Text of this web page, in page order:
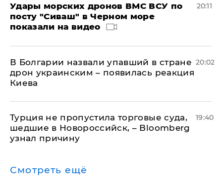
Удары морских дронов ВМС ВСУ по
посту "Сиваш" в Черном море
показали на видео
20:11
В Болгарии назвали упавший в стране
дрон украинским – появилась реакция
Киева
20:02
Турция не пропустила торговые суда,
шедшие в Новороссийск, – Bloomberg
узнал причину
19:40
Смотреть ещё